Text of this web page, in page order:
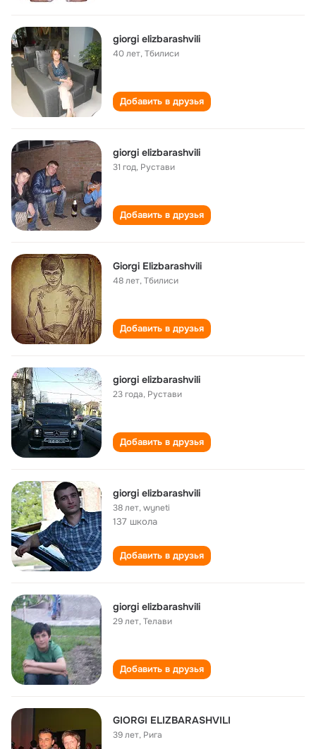
giorgi elizbarashvili
40 лет,Тбилиси
Добавить в друзья
giorgi elizbarashvili
31 год, Рустави
Добавить в друзья
Giorgi Elizbarashvili
48 лет,Тбилиси
Добавить в друзья
giorgi elizbarashvili
23 года, Рустави
Добавить в друзья
giorgi elizbarashvili
38 лет,wyneti
137 школа
Добавить в друзья
giorgi elizbarashvili
29 лет,Телави
Добавить в друзья
GIORGI ELIZBARASHVILI
39 лет, Рига